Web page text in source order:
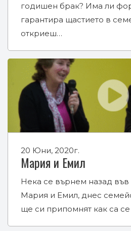
годишен брак? Има ли
гарантира щастието в
откриеш…
20 Юни, 2020г.
Мария и Емил
Нека се върнем назад
Мария и Емил, днес
ще си припомнят как са се